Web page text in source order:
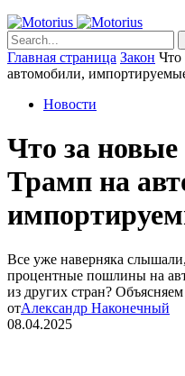
Главная страница Закон Что
автомобили,
Новости
Что за
Трамп на
Все уже наверняка
процентные пошлины на
из других стран?
отАлександр Наконечный
08.04.2025